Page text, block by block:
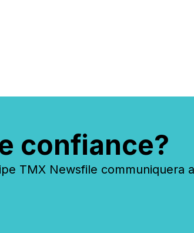
confiance?
TMX Newsfile communiquera